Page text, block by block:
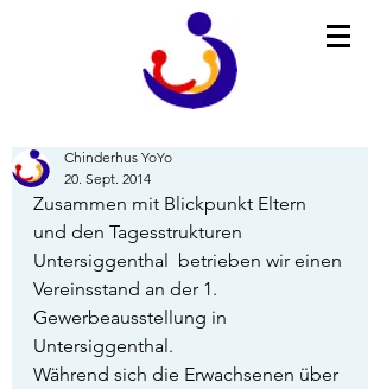
Chinderhus YoYo
20. Sept. 2014
Zusammen mit Blickpunkt Eltern
und den Tagesstrukturen
Untersiggenthal  betrieben wir einen
Vereinsstand an der 1.
Gewerbeausstellung in
Untersiggenthal.
Während sich die Erwachsenen über